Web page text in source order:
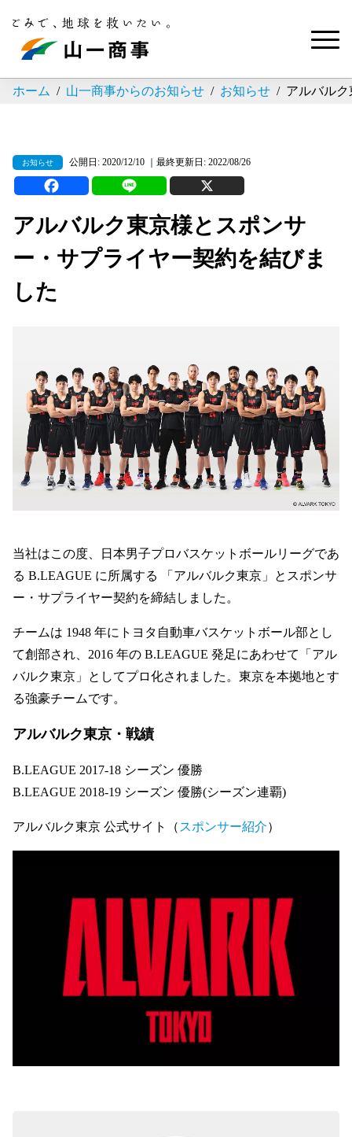
WEBフォーム アスベスト
ホーム 山一商事からのお知らせ お知らせ アルバル
お知らせ 公開日: 2020/12/10 ｜最終更新日: 2022/08/26
アルバルク東京様とスポンサ
ー・サプライヤー契約を結びま
した
当社はこの度、日本男子プロバスケットボールリーグであ
る B.LEAGUE に所属する 「アルバルク東京」とスポンサ
ー・サプライヤー契約を締結しました。
チームは 1948 年にトヨタ自動車バスケットボール部とし
て創部され、2016 年の B.LEAGUE 発足にあわせて「アル
バルク東京」としてプロ化されました。東京を本拠地とす
る強豪チームです。
アルバルク東京・戦績
B.LEAGUE 2017-18 シーズン 優勝
B.LEAGUE 2018-19 シーズン 優勝(シーズン連覇)
アルバルク東京 公式サイト（ スポンサー紹介）